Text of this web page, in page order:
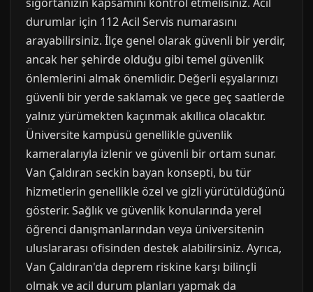
durumlar için 112 Acil Servis numarasını
arayabilirsiniz. İlçe genel olarak güvenli bir yerdir,
ancak her şehirde olduğu gibi temel güvenlik
önlemlerini almak önemlidir. Değerli eşyalarınızı
güvenli bir yerde saklamak ve gece geç saatlerde
yalnız yürümekten kaçınmak akıllıca olacaktır.
Üniversite kampüsü genellikle güvenlik
kameralarıyla izlenir ve güvenli bir ortam sunar.
Van Çaldıran seckin bayan konsepti, bu tür
hizmetlerin genellikle özel ve gizli yürütüldüğünü
gösterir. Sağlık ve güvenlik konularında yerel
öğrenci danışmanlarından veya üniversitenin
uluslararası ofisinden destek alabilirsiniz. Ayrıca,
Van Çaldıran'da deprem riskine karşı bilinçli
olmak ve acil durum planları yapmak da